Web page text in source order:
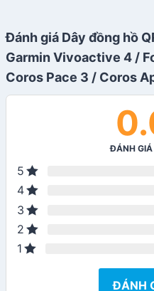
Đánh giá Dây đồng hồ
Garmin Vivoactive 4 /
Coros Pace 3 / Coros
ĐÁNH GIÁ
5
4
3
2
1
ĐÁNH